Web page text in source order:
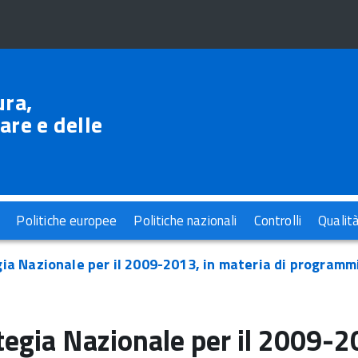
e delle
Politiche europee Politiche nazionali Controlli
Nazionale per il 2009-2013, in materia di
Nazionale per il 2009-